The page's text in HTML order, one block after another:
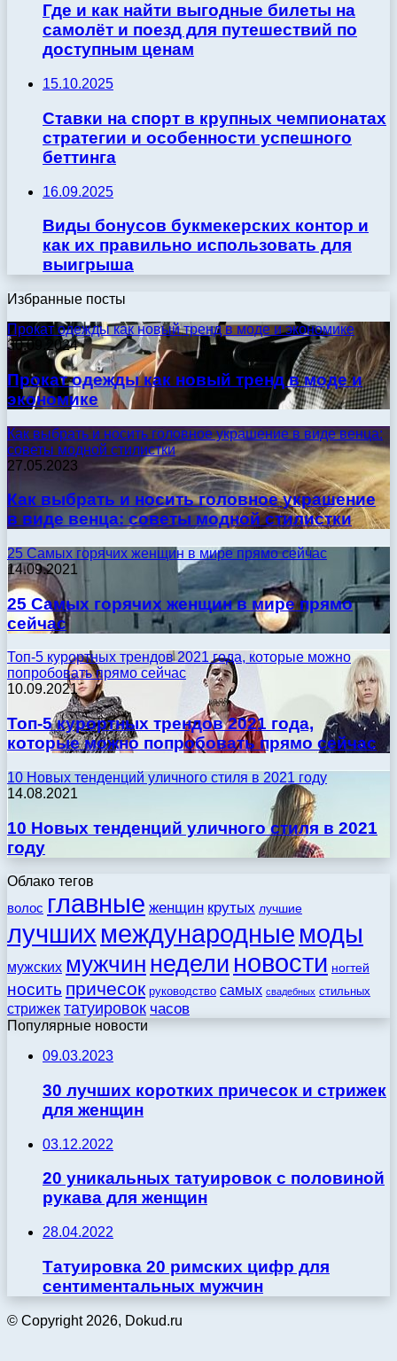
Где и как найти выгодные билеты на
самолёт и поезд для путешествий по
доступным ценам
15.10.2025
Ставки на спорт в крупных чемпионатах
стратегии и особенности успешного
беттинга
16.09.2025
Виды бонусов букмекерских контор и
как их правильно использовать для
выигрыша
Избранные посты
Прокат одежды как новый тренд в моде и экономике
30.09.2024
Прокат одежды как новый тренд в моде и
экономике
Как выбрать и носить головное украшение в виде венца:
советы модной стилистки
27.05.2023
Как выбрать и носить головное украшение
в виде венца: советы модной стилистки
25 Самых горячих женщин в мире прямо сейчас
14.09.2021
25 Самых горячих женщин в мире прямо
сейчас
Топ-5 курортных трендов 2021 года, которые можно
попробовать прямо сейчас
10.09.2021
Топ-5 курортных трендов 2021 года,
которые можно попробовать прямо сейчас
10 Новых тенденций уличного стиля в 2021 году
14.08.2021
10 Новых тенденций уличного стиля в 2021
году
Облако тегов
волос главные женщин крутых лучшие
лучших международные моды
мужских мужчин недели новости ногтей
носить причесок руководство самых свадебных стильных
стрижек татуировок часов
Популярные новости
09.03.2023
30 лучших коротких причесок и стрижек
для женщин
03.12.2022
20 уникальных татуировок с половиной
рукава для женщин
28.04.2022
Татуировка 20 римских цифр для
сентиментальных мужчин
© Copyright 2026, Dokud.ru